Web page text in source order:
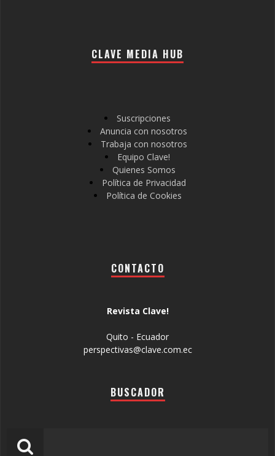
CLAVE MEDIA HUB
Suscripciones
Anuncia con nosotros
Trabaja con nosotros
Equipo Clave!
Quienes Somos
Política de Privacidad
Política de Cookies
CONTACTO
Revista Clave!
Quito - Ecuador
perspectivas@clave.com.ec
BUSCADOR